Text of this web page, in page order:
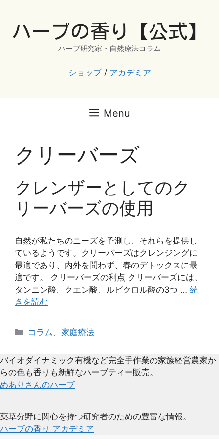
ハーブの香り【公式】
ハーブ研究家・自然療法コラム
ショップ/ アカデミア
Menu
クリーバーズ
クレンザーとしてのク
リーバーズの使用
自然が私たちのニーズを予測し、それらを提供し
ているようです。クリーバーズはクレンジングに
最適であり、内外を問わず、春のデトックスに最
適です。 クリーバーズの利点 クリーバーズには、
タンニン酸、クエン酸、ルビクロル酸の3つ … 続
きを読む
カ
ゴ
リ
ー
コラム 、 家庭療法
バイオダイナミック有機など完全手作業の家族経営農家か
らの色も香りも新鮮なハーブティー販売。
めありさんのハーブ
薬草分野に関心を持つ研究者のための豊富な情報。
ハーブの香り アカデミア